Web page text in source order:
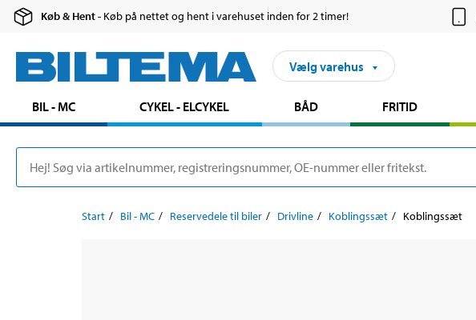
Køb & Hent- Køb på nettet og hent i varehuset inden for 2 timer!
Vælg varehus
BIL - MC CYKEL - ELCYKEL BÅD FRITID
Start Bil - MC Reservedele til biler Drivline Koblingssæt Koblingssæt